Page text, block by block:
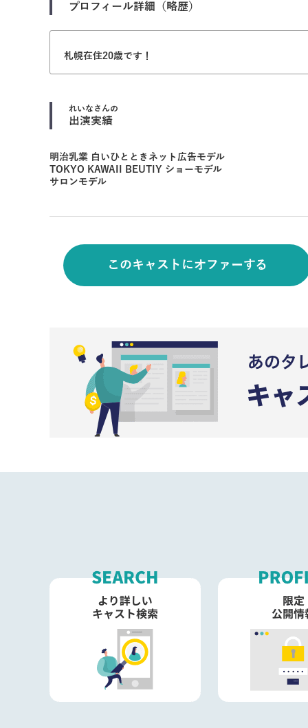
プロフィール詳細（略歴）
札幌在住20歳です！
れいな さんの
出演実績
明治乳業 白いひとときネット広告モデル
TOKYO KAWAII BEUTIY ショーモデル
サロンモデル
このキャストにオファーする